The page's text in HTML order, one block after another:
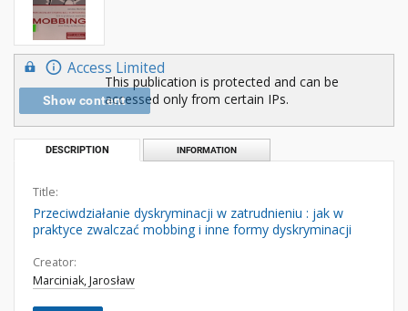
Access Limited
Show content
This publication is protected and can be
accessed only from certain IPs.
DESCRIPTION INFORMATION
Title:
Przeciwdziałanie dyskryminacji w zatrudnieniu : jak w
praktyce zwalczać mobbing i inne formy dyskryminacji
Creator:
Marciniak, Jarosław